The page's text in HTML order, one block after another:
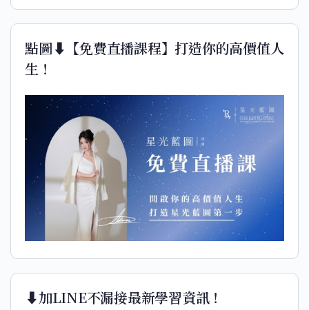
點圖⬇️【免費直播課程】打造你的高價值人
生！
⬇️加LINE不漏接最新學習資訊！